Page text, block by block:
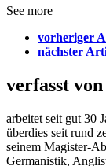
See more
vorheriger
nächster
verfasst von
arbeitet seit gut 30
überdies seit rund
seinem Magister-
Germanistik,